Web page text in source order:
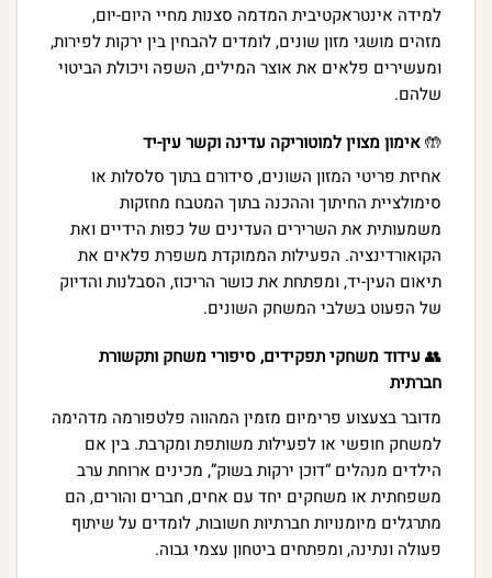
למידה אינטראקטיבית המדמה סצנות מחיי היום-יום,
מזהים מושגי מזון שונים, לומדים להבחין בין ירקות לפירות,
ומעשירים פלאים את אוצר המילים, השפה ויכולת הביטוי
שלהם.
🤲אימון מצוין למוטוריקה עדינה וקשר עין-יד
אחיזת פריטי המזון השונים, סידורם בתוך סלסלות או
סימולציית החיתוך וההכנה בתוך המטבח מחזקות
משמעותית את השרירים העדינים של כפות הידיים ואת
הקואורדינציה. הפעילות הממוקדת משפרת פלאים את
תיאום העין-יד, ומפתחת את כושר הריכוז, הסבלנות והדיוק
של הפעוט בשלבי המשחק השונים.
👥 עידוד משחקי תפקידים, סיפורי משחק ותקשורת
חברתית
מדובר בצעצוע פרימיום מזמין המהווה פלטפורמה מדהימה
למשחק חופשי או לפעילות משותפת ומקרבת. בין אם
הילדים מנהלים “דוכן ירקות בשוק”, מכינים ארוחת ערב
משפחתית או משחקים יחד עם אחים, חברים והורים, הם
מתרגלים מיומנויות חברתיות חשובות, לומדים על שיתוף
פעולה ונתינה, ומפתחים ביטחון עצמי גבוה.